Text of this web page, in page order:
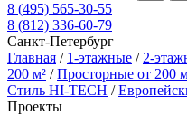
8 (495) 565-30-55
8 (812) 336-60-79
Санкт-Петербург
Главная / 1-этажные / 2-
200 м² /Просторные от 200
Стиль HI-TECH /
Проекты